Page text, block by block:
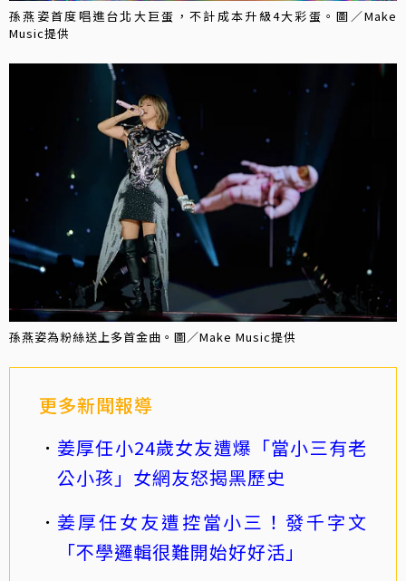
孫燕姿首度唱進台北大巨蛋，不計成本升級4大彩蛋。圖／Make
Music提供
孫燕姿為粉絲送上多首金曲。圖／Make Music提供
更多新聞報導
姜厚任小24歲女友遭爆「當小三有老
公小孩」女網友怒揭黑歷史
姜厚任女友遭控當小三！發千字文
「不學邏輯很難開始好好活」